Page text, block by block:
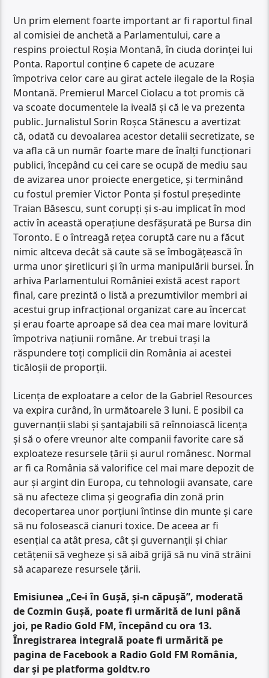
Un prim element foarte important ar fi raportul final
al comisiei de anchetă a Parlamentului, care a
respins proiectul Roșia Montană, în ciuda dorinței lui
Ponta. Raportul conține 6 capete de acuzare
împotriva celor care au girat actele ilegale de la Roșia
Montană. Premierul Marcel Ciolacu a tot promis că
va scoate documentele la iveală și că le va prezenta
public. Jurnalistul Sorin Roșca Stănescu a avertizat
că, odată cu devoalarea acestor detalii secretizate, se
va afla că un număr foarte mare de înalți funcționari
publici, începând cu cei care se ocupă de mediu sau
de avizarea unor proiecte energetice, și terminând
cu fostul premier Victor Ponta și fostul președinte
Traian Băsescu, sunt corupți și s-au implicat în mod
activ în această operațiune desfășurată pe Bursa din
Toronto. E o întreagă rețea coruptă care nu a făcut
nimic altceva decât să caute să se îmbogățească în
urma unor șiretlicuri și în urma manipulării bursei. În
arhiva Parlamentului României există acest raport
final, care prezintă o listă a prezumtivilor membri ai
acestui grup infracțional organizat care au încercat
și erau foarte aproape să dea cea mai mare lovitură
împotriva națiunii române. Ar trebui trași la
răspundere toți complicii din România ai acestei
ticăloșii de proporții.
Licența de exploatare a celor de la Gabriel Resources
va expira curând, în următoarele 3 luni. E posibil ca
guvernanții slabi și șantajabili să reînnoiască licența
și să o ofere vreunor alte companii favorite care să
exploateze resursele țării și aurul românesc. Normal
ar fi ca România să valorifice cel mai mare depozit de
aur și argint din Europa, cu tehnologii avansate, care
să nu afecteze clima și geografia din zonă prin
decopertarea unor porțiuni întinse din munte și care
să nu folosească cianuri toxice. De aceea ar fi
esențial ca atât presa, cât și guvernanții și chiar
cetățenii să vegheze și să aibă grijă să nu vină străini
să acapareze resursele țării.
Emisiunea „Ce-i în Gușă, și-n căpușă”, moderată
de Cozmin Gușă, poate fi urmărită de luni până
joi, pe Radio Gold FM, începând cu ora 13.
Înregistrarea integrală poate fi urmărită pe
pagina de Facebook a Radio Gold FM România,
dar și pe platforma goldtv.ro